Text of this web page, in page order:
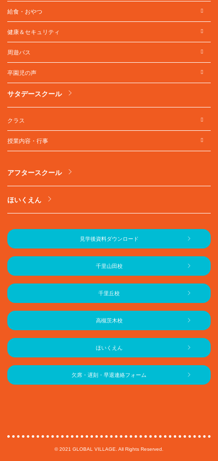
給食・おやつ
健康＆セキュリティ
周遊バス
卒園児の声
サタデースクール
クラス
授業内容・行事
アフタースクール
ほいくえん
見学後資料ダウンロード
千里山田校
千里丘校
高槻茨木校
ほいくえん
欠席・遅刻・早退連絡フォーム
© 2021 GLOBAL VILLAGE. All Rights Reserved.